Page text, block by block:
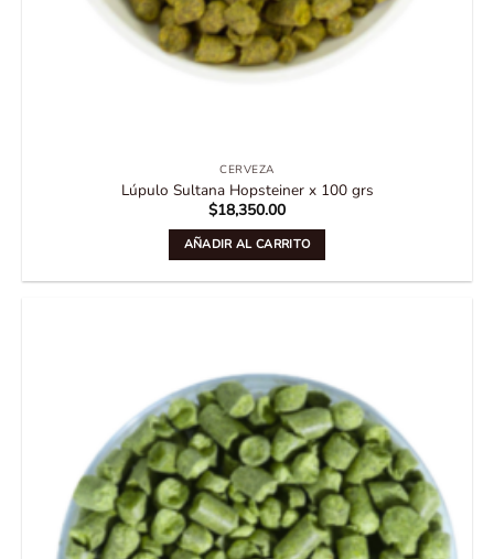
CERVEZA
Lúpulo Sultana Hopsteiner x 100 grs
$18,350.00
AÑADIR AL CARRITO